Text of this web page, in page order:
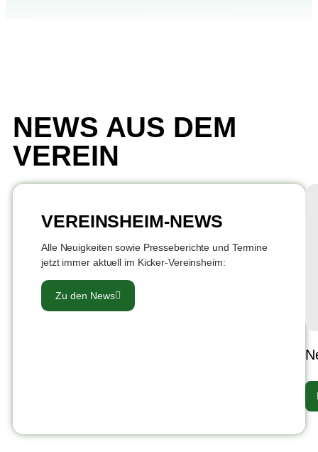
NEWS AUS DEM
VEREIN
VEREINSHEIM-NEWS
Alle Neuigkeiten sowie Presseberichte und Termine
jetzt immer aktuell im Kicker-Vereinsheim:
Zu den News